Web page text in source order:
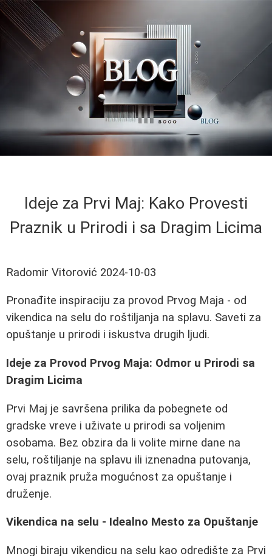
Ideje za Prvi Maj: Kako Provesti
Praznik u Prirodi i sa Dragim Licima
Radomir Vitorović 2024-10-03
Pronađite inspiraciju za provod Prvog Maja - od
vikendica na selu do roštiljanja na splavu. Saveti za
opuštanje u prirodi i iskustva drugih ljudi.
Ideje za Provod Prvog Maja: Odmor u Prirodi sa
Dragim Licima
Prvi Maj je savršena prilika da pobegnete od
gradske vreve i uživate u prirodi sa voljenim
osobama. Bez obzira da li volite mirne dane na
selu, roštiljanje na splavu ili iznenadna putovanja,
ovaj praznik pruža mogućnost za opuštanje i
druženje.
Vikendica na selu - Idealno Mesto za Opuštanje
Mnogi biraju vikendicu na selu kao odredište za Prvi